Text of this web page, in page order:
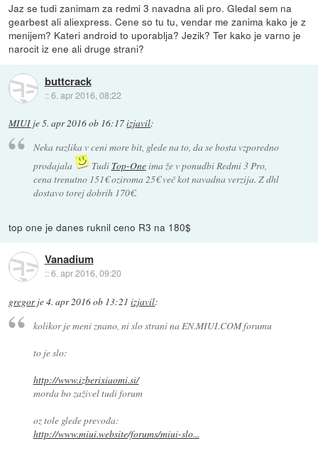
Jaz se tudi zanimam za redmi 3 navadna ali pro. Gledal sem na
gearbest ali aliexpress. Cene so tu tu, vendar me zanima kako je z
menijem? Kateri android to uporablja? Jezik? Ter kako je varno je
narocit iz ene ali druge strani?
buttcrack
::6. apr 2016, 08:22
MIUI je5. apr 2016 ob 16:17izjavil:
Neka razlika v ceni more bit, glede na to, da se bosta vzporedno
prodajala
Tudi Top-Oneima že v ponudbi Redmi 3 Pro,
cena trenutno 151€ oziroma 25€ več kot navadna verzija. Z dhl
dostavo torej dobrih 170€.
top one je danes ruknil ceno R3 na 180$
Vanadium
::6. apr 2016, 09:20
gregorje4. apr 2016 ob 13:21 izjavil:
kolikor je meni znano, ni slo strani na EN.MIUI.COM forumu
to je slo:
http://www.izberixiaomi.si/
morda bo zaživel tudi forum
oz tole glede prevoda:
http://www.miui.website/forums/miui-slo...